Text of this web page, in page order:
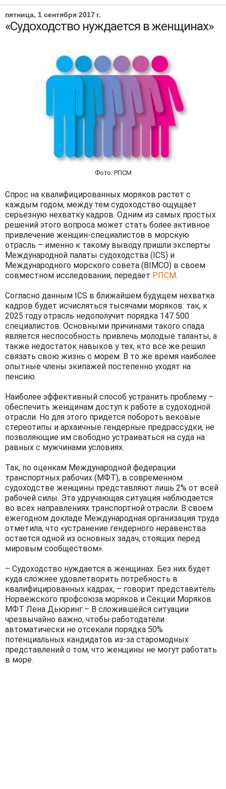
пятница, 1 сентября 2017 г.
«Судоходство нуждается в женщинах»
Фото: РПСМ
Спрос на квалифицированных моряков растет с
каждым годом, между тем судоходство ощущает
серьезную нехватку кадров. Одним из самых простых
решений этого вопроса может стать более активное
привлечение женщин-специалистов в морскую
отрасль – именно к такому выводу пришли эксперты
Международной палаты судоходства (ICS) и
Международного морского совета (BIMCO) в своем
совместном исследовании, передает РПСМ.
Согласно данным ICS в ближайшем будущем нехватка
кадров будет исчисляться тысячами моряков: так, к
2025 году отрасль недополучит порядка 147 500
специалистов. Основными причинами такого спада
является неспособность привлечь молодые таланты, а
также недостаток навыков у тех, кто все же решил
связать свою жизнь с морем. В то же время наиболее
опытные члены экипажей постепенно уходят на
пенсию.
Наиболее эффективный способ устранить проблему –
обеспечить женщинам доступ к работе в судоходной
отрасли. Но для этого придется побороть вековые
стереотипы и архаичные гендерные предрассудки, не
позволяющие им свободно устраиваться на суда на
равных с мужчинами условиях.
Так, по оценкам Международной федерации
транспортных рабочих (МФТ), в современном
судоходстве женщины представляют лишь 2% от всей
рабочей силы. Эта удручающая ситуация наблюдается
во всех направлениях транспортной отрасли. В своем
ежегодном докладе Международная организация труда
отметила, что «устранение гендерного неравенства
остается одной из основных задач, стоящих перед
мировым сообществом».
– Судоходство нуждается в женщинах. Без них будет
куда сложнее удовлетворить потребность в
квалифицированных кадрах, – говорит представитель
Норвежского профсоюза моряков и Секции Моряков
МФТ Лена Дьюринг.– В сложившейся ситуации
чрезвычайно важно, чтобы работодатели
автоматически не отсекали порядка 50%
потенциальных кандидатов из-за старомодных
представлений о том, что женщины не могут работать
в море.